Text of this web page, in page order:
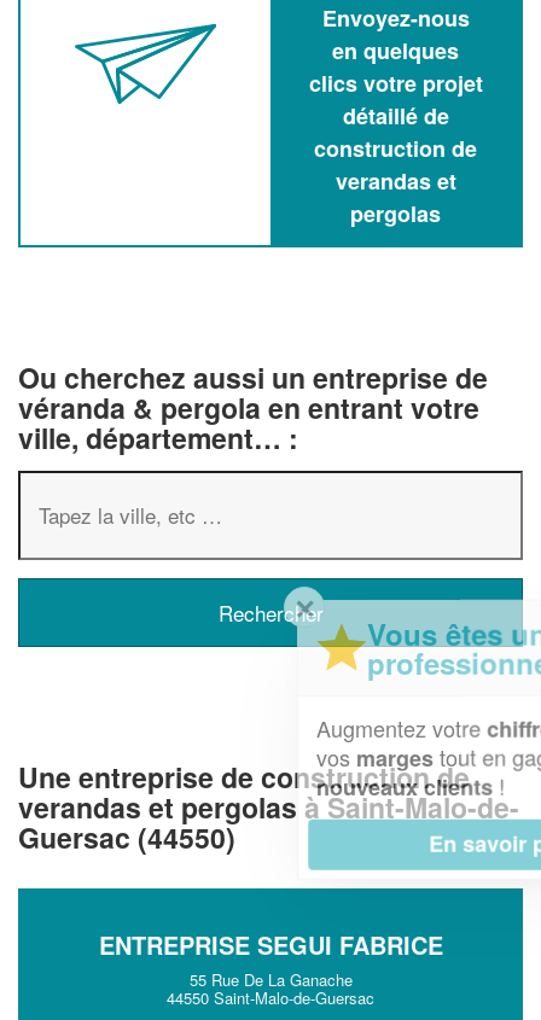
Envoyez-nous
en quelques
clics votre projet
détaillé de
construction de
verandas et
pergolas
Ou cherchez aussi un entreprise de
véranda & pergola en entrant votre
ville, département… :
Une entreprise de construction de
verandas et pergolas à Saint-Malo-de-
Guersac (44550)
ENTREPRISE SEGUI FABRICE
55 Rue De La Ganache
44550 Saint-Malo-de-Guersac
Vous êtes un
professionnel ?
Augmentez votrechiffre d'affaireset
tout en gagnant de
nouveaux clients!